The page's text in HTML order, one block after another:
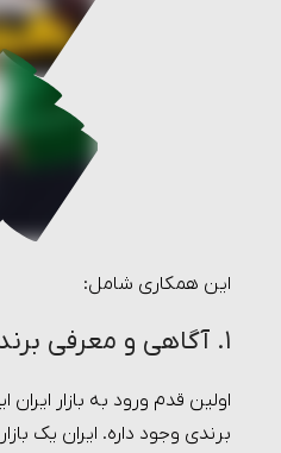
این همکاری شامل:
۱. آگاهی و معرفی برند (Brand Awareness)
اولین قدم ورود به بازار
برندی وجود داره. ایران یک